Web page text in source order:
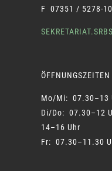
F 07351 / 5278-10
ÖFFNUNGSZEITEN
Mo/Mi: 07.30–13
Di/Do: 07.30–12
14–16 Uhr
Fr: 07.30–11.30